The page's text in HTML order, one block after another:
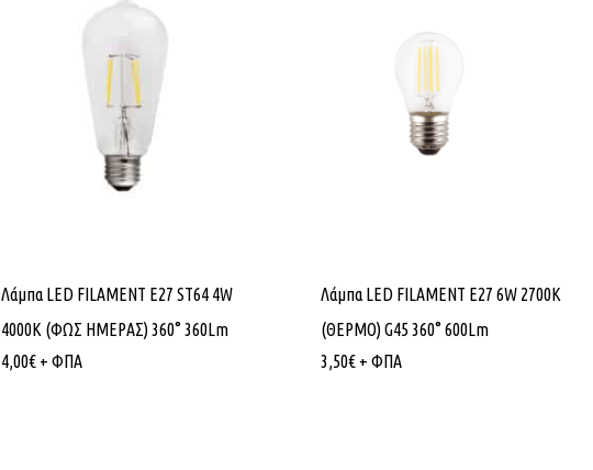
Λάμπα LED FILAMENT E27 ST64 4W
4000K (ΦΩΣ ΗΜΕΡΑΣ) 360° 360Lm
4,00€ + ΦΠΑ
Λάμπα LED FILAMENT E27 6W 2700K
(ΘΕΡΜΟ) G45 360° 600Lm
3,50€ + ΦΠΑ